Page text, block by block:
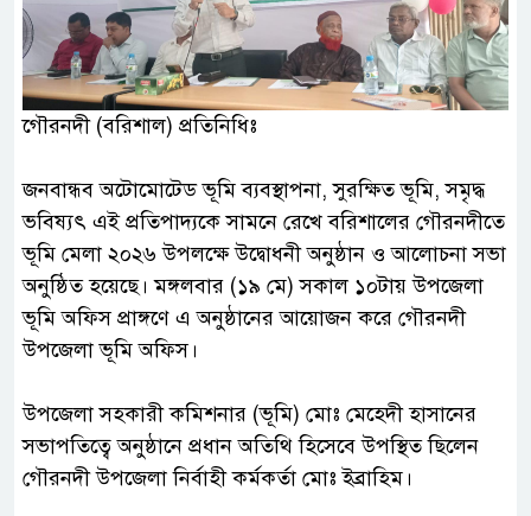
‎গৌরনদী (বরিশাল) প্রতিনিধিঃ
‎জনবান্ধব অটোমোটেড ভূমি ব্যবস্থাপনা, সুরক্ষিত ভূমি, সমৃদ্ধ
ভবিষ্যৎ এই প্রতিপাদ্যকে সামনে রেখে বরিশালের গৌরনদীতে
ভূমি মেলা ২০২৬ উপলক্ষে উদ্বোধনী অনুষ্ঠান ও আলোচনা সভা
অনুষ্ঠিত হয়েছে। মঙ্গলবার (১৯ মে) সকাল ১০টায় উপজেলা
ভূমি অফিস প্রাঙ্গণে এ অনুষ্ঠানের আয়োজন করে গৌরনদী
উপজেলা ভূমি অফিস।
‎উপজেলা সহকারী কমিশনার (ভূমি) মোঃ মেহেদী হাসানের
সভাপতিত্বে অনুষ্ঠানে প্রধান অতিথি হিসেবে উপস্থিত ছিলেন
গৌরনদী উপজেলা নির্বাহী কর্মকর্তা মোঃ ইব্রাহিম।